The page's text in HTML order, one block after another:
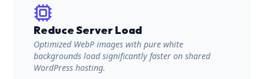
Reduce Server Load
Optimized WebP images with pure white
backgrounds load significantly faster on shared
WordPress hosting.